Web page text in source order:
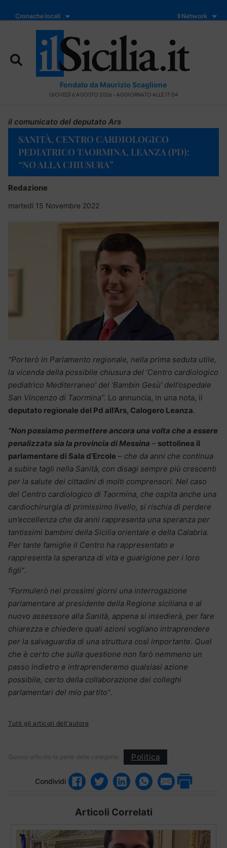
Cronache locali Il Network
Fondato da Maurizio Scaglione
GIOVEDÌ 6 AGOSTO 2026 - AGGIORNATO ALLE 17:04
il comunicato del deputato Ars
SANITÀ, CENTRO CARDIOLOGICO
PEDIATRICO TAORMINA, LEANZA (PD):
“NO ALLA CHIUSURA”
Redazione
martedì 15 Novembre 2022
“Porterò in Parlamento regionale, nella prima seduta utile,
la vicenda della possibile chiusura del ‘Centro cardiologico
pediatrico Mediterraneo’ del ‘Bambin Gesù’ dell’ospedale
San Vincenzo di Taormina”. Lo annuncia, in una nota, il
deputato regionale del Pd all’Ars, Calogero Leanza.
“Non possiamo permettere ancora una volta che a essere
penalizzata sia la provincia di Messina – sottolinea il
parlamentare di Sala d’Ercole – che da anni che continua
a subire tagli nella Sanità, con disagi sempre più crescenti
per la salute dei cittadini di molti comprensori. Nel caso
del Centro cardiologico di Taormina, che ospita anche una
cardiochirurgia di primissimo livello, si rischia di perdere
un’eccellenza che da anni rappresenta una speranza per
tantissimi bambini della Sicilia orientale e della Calabria.
Per tante famiglie il Centro ha rappresentato e
rappresenta la speranza di vita e guarigione per i loro
figli”.
“Formulerò nei prossimi giorni una interrogazione
parlamentare al presidente della Regione siciliana e al
nuovo assessore alla Sanità, appena si insedierà, per fare
chiarezza e chiedere quali azioni vogliano intraprendere
per la salvaguardia di una struttura così importante. Quel
che è certo che sulla questione non farò nemmeno un
passo indietro e intraprenderemo qualsiasi azione
possibile, certo della collaborazione dei colleghi
parlamentari del mio partito”.
Tutti gli articoli dell'autore
Questo articolo fa parte delle categorie: Politica
Condividi
Articoli Correlati